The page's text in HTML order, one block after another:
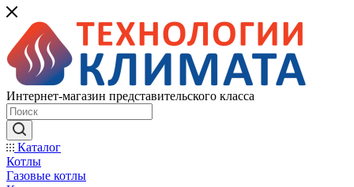
Интернет-магазин представительского класса
Каталог
Котлы
Газовые котлы